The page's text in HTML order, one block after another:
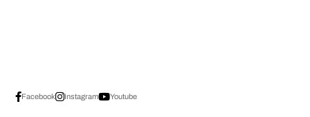
Facebook Instagram Youtube